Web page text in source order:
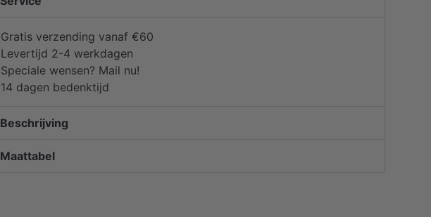
Gratis verzending vanaf €60
Levertijd 2-4 werkdagen
Speciale wensen? Mail nu!
14 dagen bedenktijd
Beschrijving
Maattabel